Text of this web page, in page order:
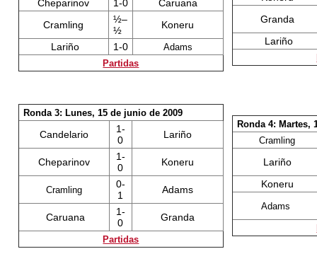
Cheparinov
1-0
Caruana
Cramling
½–
½
Koneru
Lariño
1-0
Adams
Partidas
Granda
Lariño
Ronda 3: Lunes, 15 de junio de 2009
Candelario
1-
0
Lariño
Cheparinov
1-
0
Koneru
Cramling
0-
1
Adams
Caruana
1-
0
Granda
Partidas
Ronda 4: Martes,
Cramling
Lariño
Koneru
Adams